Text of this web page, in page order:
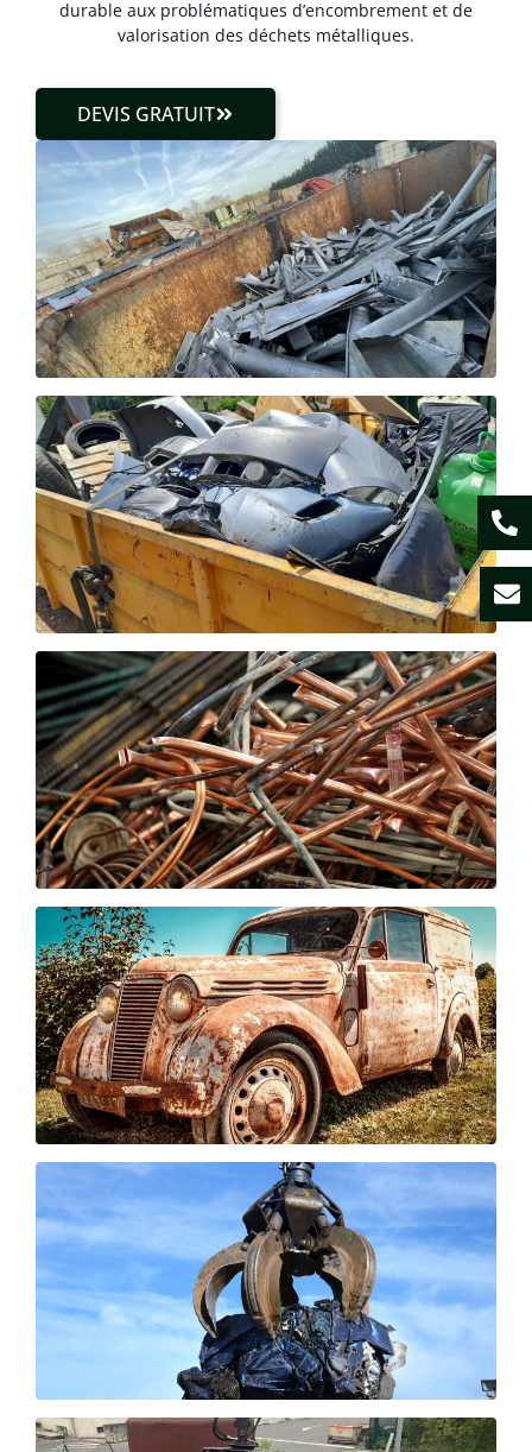
durable aux problématiques d’encombrement et de
valorisation des déchets métalliques.
DEVIS GRATUIT